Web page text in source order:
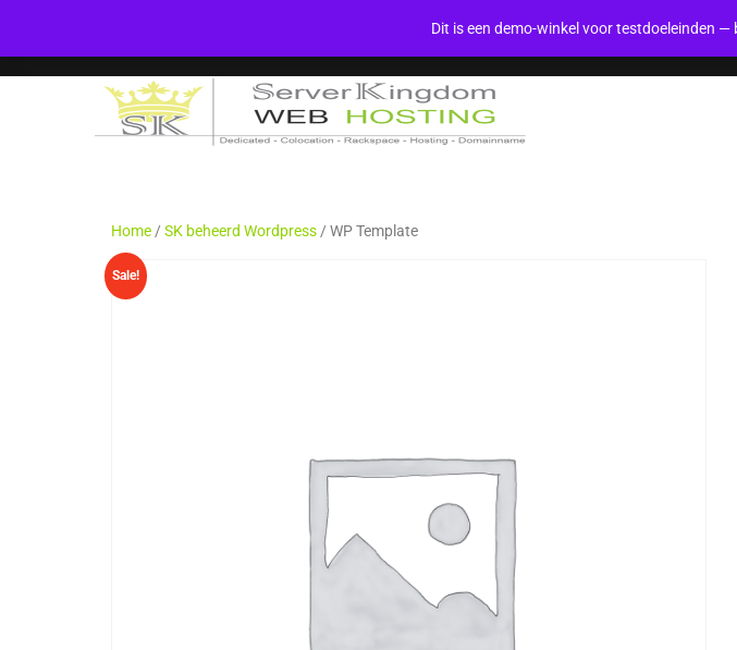
(+31) 10 4138360
Home / SK beheerd Wordpress / WP Template
Sale!
Dit is een demo-winkel voor testdoeleinden